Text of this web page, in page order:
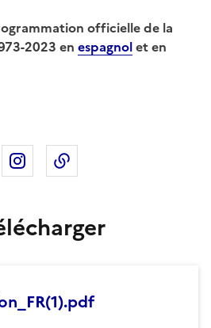
officielle de la
2023 en espagnolet en
X
Partager sur Linkedin
Partager sur Instagram